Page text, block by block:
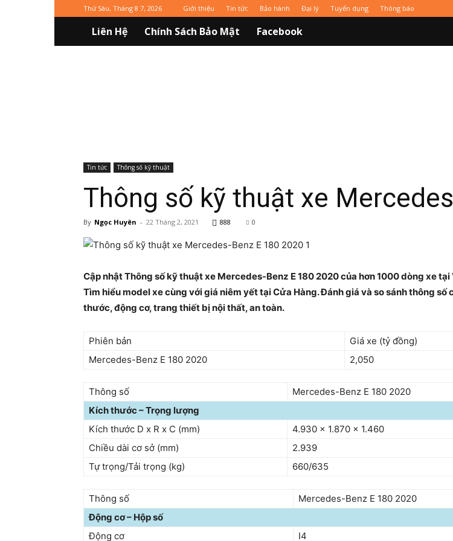
Thứ Sáu, Tháng 8 7, 2026 Giới thiệu Tin tức Bảo hành Đại lý Tuyển dụng Thông báo
Liên Hệ Chính Sách Bảo Mật Facebook
Tin tức Thông số kỹ thuật
Thông số kỹ thuật xe
By Ngọc Huyên - 22 Tháng 2, 2021 888 0
Cập nhật Thông số kỹ thuật xe Mercedes-Benz E 180 2020 của hơn 1000 dòng xe tại
Tìm hiểu model xe cùng với giá niêm yết tại Cửa Hàng. Đánh giá và so sánh thông số
thước, động cơ, trang thiết bị nội thất, an toàn.
Phiên bản
Giá xe (tỷ đồng)
Mercedes-Benz E 180 2020
2,050
Thông số
Mercedes-Benz E 180 2020
Kích thước – Trọng lượng
Kích thước D x R x C (mm)
4.930 x 1.870 x 1.460
Chiều dài cơ sở (mm)
2.939
Tự trọng/Tải trọng (kg)
660/635
Thông số
Mercedes-Benz E 180 2020
Động cơ – Hộp số
Động cơ
I4